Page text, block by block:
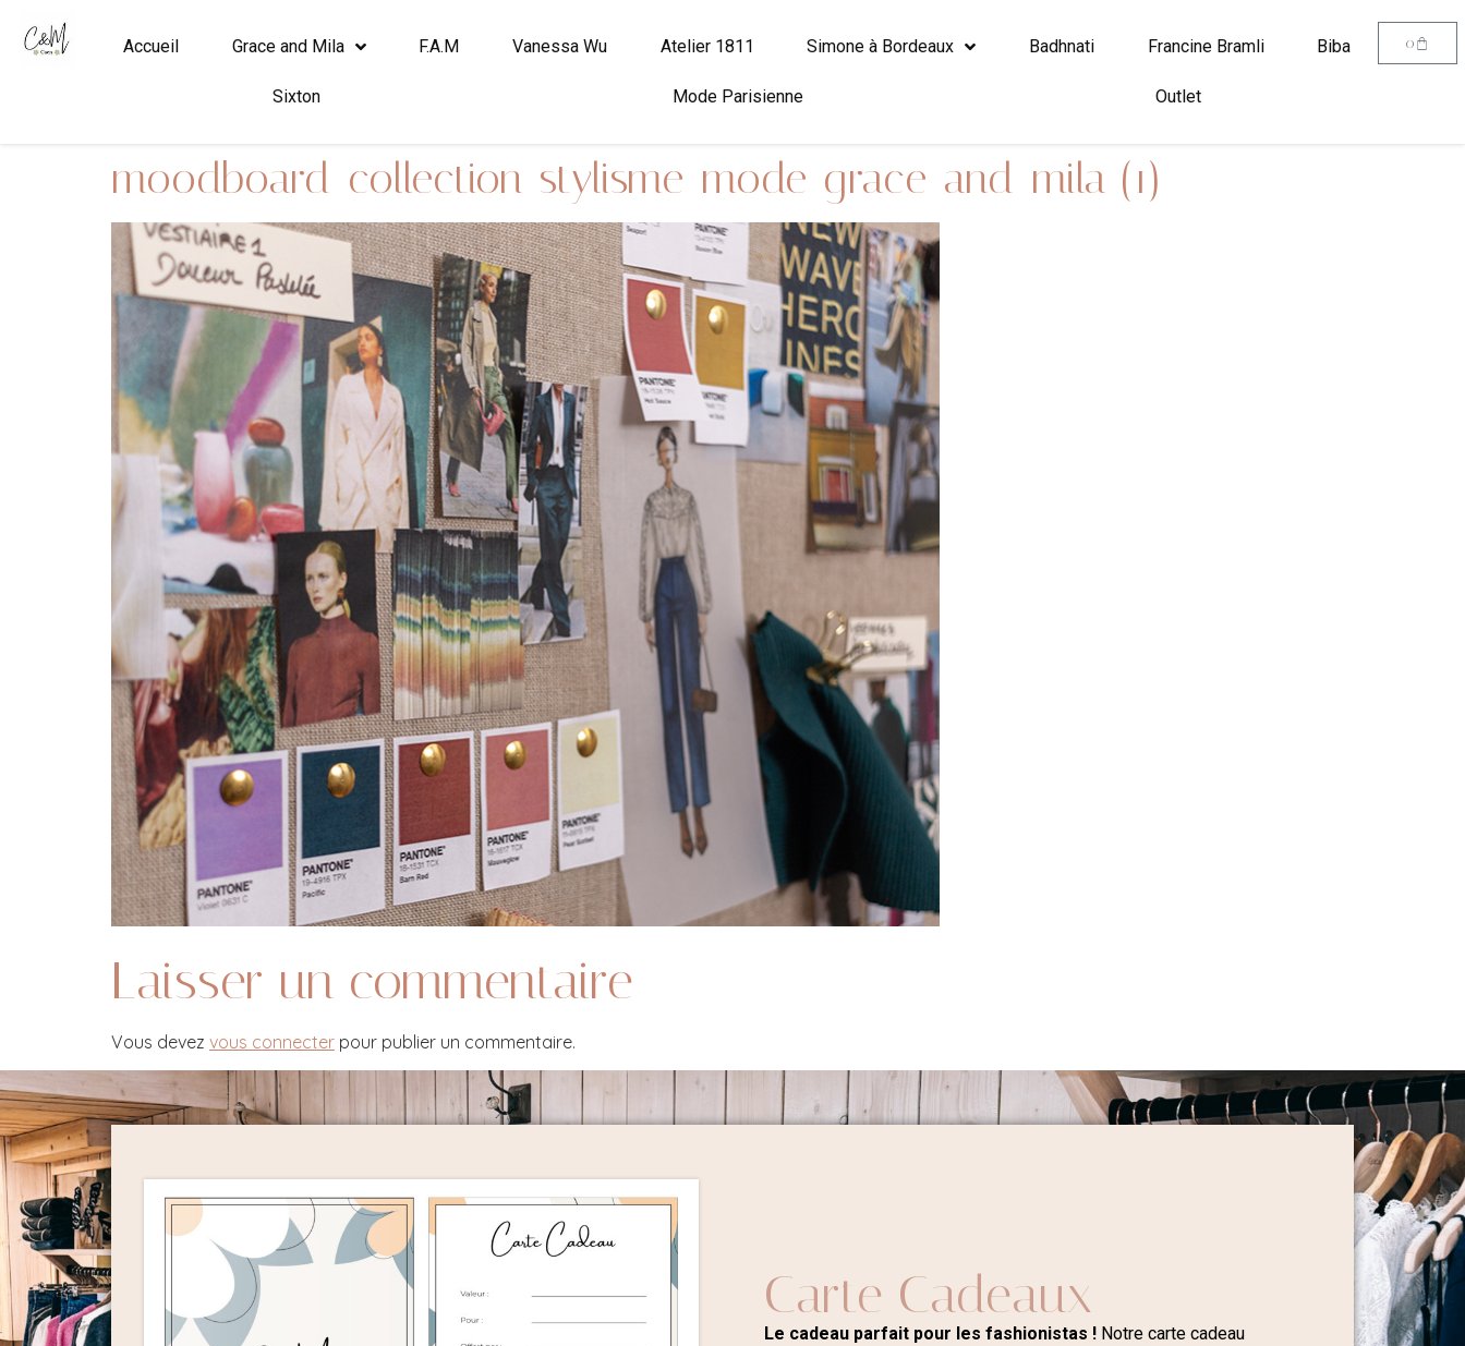
0
Accueil Grace and Mila F.A.M Vanessa Wu Atelier 1811 Simone à Bordeaux Badhnati Francine Bramli Biba
Sixton Mode Parisienne Outlet
moodboard-collection-stylisme-mode-grace-and-mila (1)
Laisser un commentaire
Vous devez vous connecter pour publier un commentaire.
Carte Cadeaux
Le cadeau parfait pour les fashionistas !Notre carte cadeau